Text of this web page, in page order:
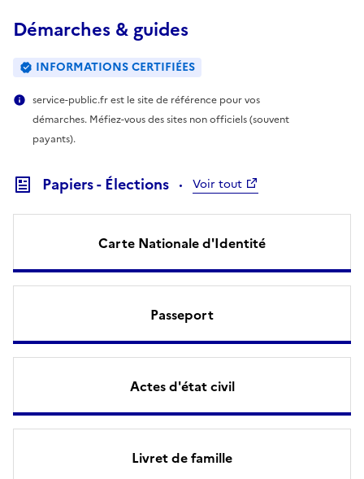
Démarches & guides
INFORMATIONS CERTIFIÉES
service-public.fr est le site de référence pour vos
démarches. Méfiez-vous des sites non officiels (souvent
payants).
Papiers - Élections Voir tout
Carte Nationale d'Identité
Passeport
Actes d'état civil
Livret de famille